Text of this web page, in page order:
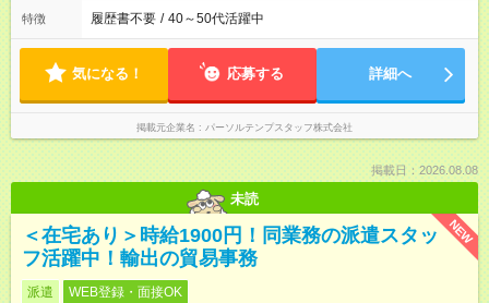
特徴 履歴書不要 / 40～50代活躍中
気になる！ 応募する 詳細へ
掲載元企業名 パーソルテンプスタッフ株式会社
掲載日：2026.08.08
未読
NEW
＜在宅あり＞時給1900円！同業務の派遣スタッ
フ活躍中！輸出の貿易事務
派遣 WEB登録・面接OK